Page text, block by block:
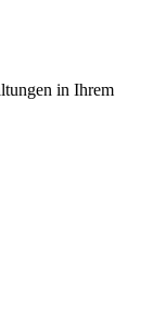
in Ihrem